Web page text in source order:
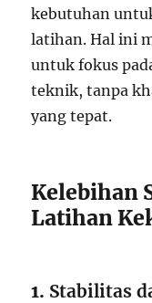
kebutuhan
latihan. Hal ini
untuk fokus
teknik, tanpa
yang tepat.
Kelebihan
Latihan
1. Stabilitas